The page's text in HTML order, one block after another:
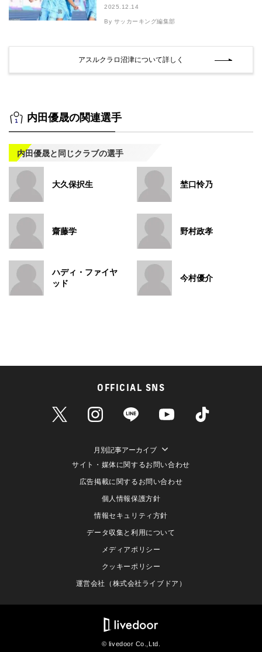
2025.12.14
By サッカーキング編集部
アスルクラロ沼津について詳しく
内田優晟の関連選手
内田優晟と同じクラブの選手
大久保択生 埜口怜乃
齋藤学 野村政孝
ハディ・ファイヤ
ッド
今村優介
OFFICIAL SNS
月別記事アーカイブ
サイト・媒体に関するお問い合わせ
広告掲載に関するお問い合わせ
個人情報保護方針
情報セキュリティ方針
データ収集と利用について
メディアポリシー
クッキーポリシー
運営会社（株式会社ライブドア）
© livedoor Co.,Ltd.